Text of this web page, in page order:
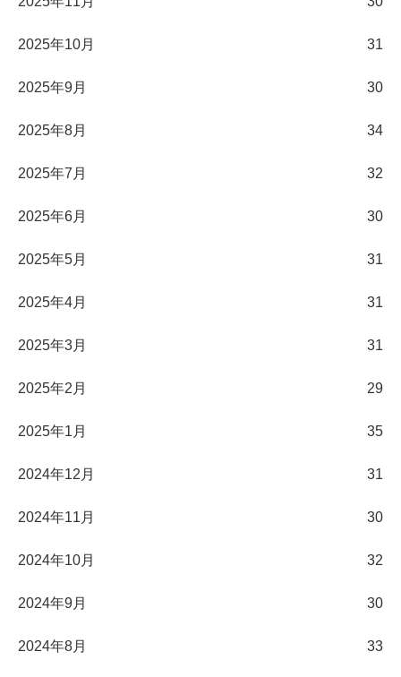
2025年10月 31
2025年9月 30
2025年8月 34
2025年7月 32
2025年6月 30
2025年5月 31
2025年4月 31
2025年3月 31
2025年2月 29
2025年1月 35
2024年12月 31
2024年11月 30
2024年10月 32
2024年9月 30
2024年8月 33